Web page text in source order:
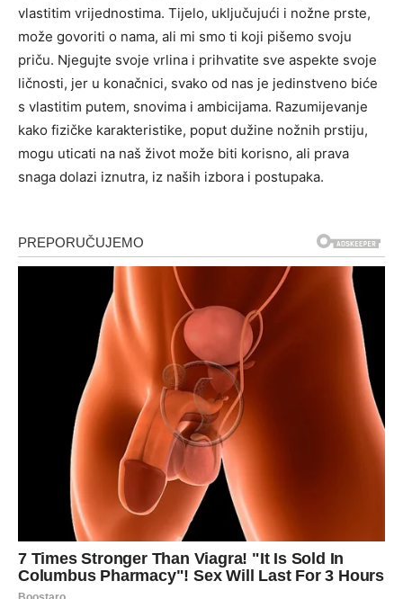
vlastitim vrijednostima. Tijelo, uključujući i nožne prste,
može govoriti o nama, ali mi smo ti koji pišemo svoju
priču. Njegujte svoje vrlina i prihvatite sve aspekte svoje
ličnosti, jer u konačnici, svako od nas je jedinstveno biće
s vlastitim putem, snovima i ambicijama. Razumijevanje
kako fizičke karakteristike, poput dužine nožnih prstiju,
mogu uticati na naš život može biti korisno, ali prava
snaga dolazi iznutra, iz naših izbora i postupaka.